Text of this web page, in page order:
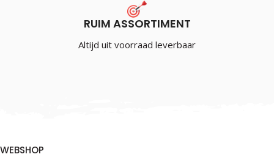
RUIM ASSORTIMENT
Altijd uit voorraad leverbaar
WEBSHOP